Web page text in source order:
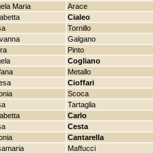
Maria Arace
Cialeo
Tornillo
Galgano
Pinto
Cogliano
Metallo
Cioffari
Scoca
Tartaglia
Carlo
Cesta
Cantarella
Maffucci